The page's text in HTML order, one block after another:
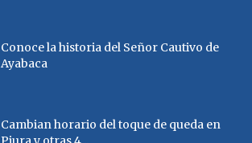
Conoce la historia del Señor Cautivo de
Ayabaca
Cambian horario del toque de queda en